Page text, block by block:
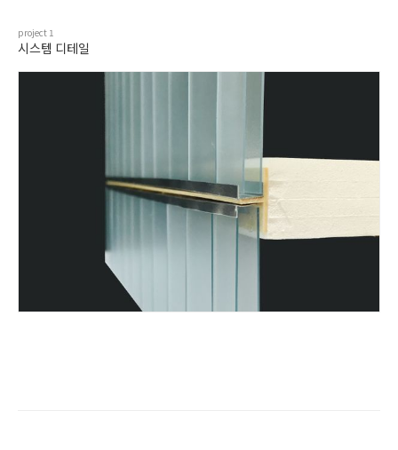
project 1
시스템 디테일